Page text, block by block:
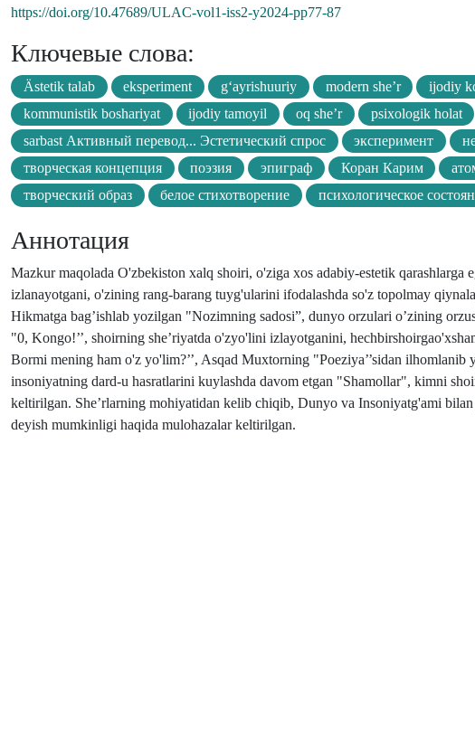
https://doi.org/10.47689/ULAC-vol1-iss2-y2024-pp77-87
Ключевые слова:
Ästetik talab eksperiment g‘ayrishuuriy modern she’r ijodiy
kommunistik boshariyat
ijodiy tamoyil oq she’r psixologik holat
sarbast Активный перевод... Эстетический спрос
эксперимент
творческая концепция
поэзия эпиграф Коран Карим
творческий образ
белое стихотворение психологическое
Аннотация
Mazkur maqolada O'zbekiston xalq shoiri, o'ziga xos adabiy-estetik
izlanayotgani, o'zining rang-barang tuyg'ularini ifodalashda so'z topolmay
Hikmatga bag’ishlab yozilgan "Nozimning sadosi”, dunyo orzulari o’zining
"0, Kongo!’’, shoirning she’riyatda o'zyo'lini izlayotganini,
Bormi mening ham o'z yo'lim?’’, Asqad Muxtorning "Poeziya’’sidan
insoniyatning dard-u hasratlarini kuylashda davom etgan "Shamollar", kimni
keltirilgan. She’rlarning mohiyatidan kelib chiqib, Dunyo va Insoniyatg'ami
deyish mumkinligi haqida mulohazalar keltirilgan.